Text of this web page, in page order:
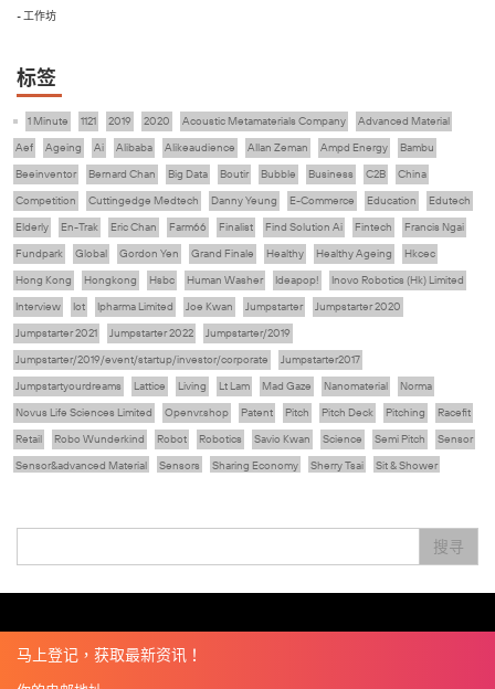
- 工作坊
标签
1 Minute 1121 2019 2020 Acoustic Metamaterials Company
Advanced Material
Aef
Ageing Ai Alibaba Alikeaudience Allan Zeman Ampd Energy
Bambu
Beeinventor
Bernard Chan Big Data Boutir Bubble Business C2B
China
Competition
Cuttingedge Medtech Danny Yeung E-Commerce Education
Edutech
Elderly
En-Trak Eric Chan Farm66 Finalist Find Solution Ai Fintech
Francis Ngai
Fundpark
Global Gordon Yen Grand Finale Healthy Healthy Ageing
Hkcec
Hong Kong
Hongkong Hsbc Human Washer Ideapop!
Inovo Robotics (Hk) Limited
Interview
Iot Ipharma Limited Joe Kwan Jumpstarter
Jumpstarter 2020
Jumpstarter 2021
Jumpstarter 2022
Jumpstarter/2019
Jumpstarter/2019/event/startup/investor/corporate
Jumpstarter2017
Jumpstartyourdreams
Lattice Living Lt Lam Mad Gaze Nanomaterial
Norma
Novus Life Sciences Limited
Openvr.shop Patent Pitch Pitch Deck Pitching
Racefit
Retail
Robo Wunderkind Robot Robotics Savio Kwan Science Semi Pitch
Sensor
Sensor&advanced Material
Sensors Sharing Economy Sherry Tsai
Sit & Shower
林亮
楊聖武 機械人技術 电子商务 盛智文 總決賽 线上视频 蔡晓慧
車品覺
搜寻
马上登记，获取最新资讯！